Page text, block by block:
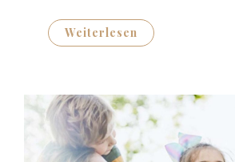
Weiterlesen